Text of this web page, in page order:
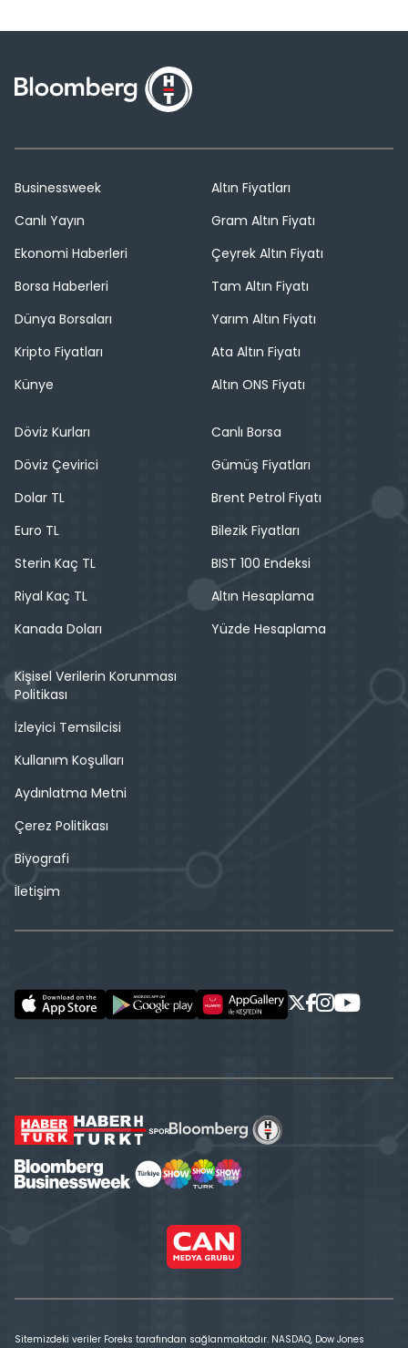
Businessweek
Canlı Yayın
Ekonomi Haberleri
Borsa Haberleri
Dünya Borsaları
Kripto Fiyatları
Künye
Altın Fiyatları
Gram Altın Fiyatı
Çeyrek Altın Fiyatı
Tam Altın Fiyatı
Yarım Altın Fiyatı
Ata Altın Fiyatı
Altın ONS Fiyatı
Döviz Kurları
Döviz Çevirici
Dolar TL
Euro TL
Sterin Kaç TL
Riyal Kaç TL
Kanada Doları
Canlı Borsa
Gümüş Fiyatları
Brent Petrol Fiyatı
Bilezik Fiyatları
BIST 100 Endeksi
Altın Hesaplama
Yüzde Hesaplama
Kişisel Verilerin Korunması
Politikası
İzleyici Temsilcisi
Kullanım Koşulları
Aydınlatma Metni
Çerez Politikası
Biyografi
İletişim
Sitemizdeki veriler Foreks tarafından sağlanmaktadır. NASDAQ, Dow Jones